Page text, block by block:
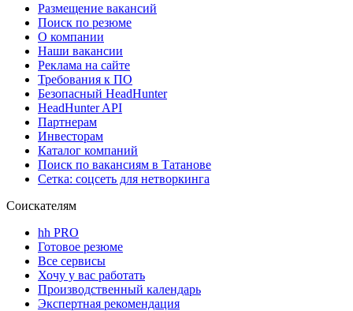
Размещение вакансий
Поиск по резюме
О компании
Наши вакансии
Реклама на сайте
Требования к ПО
Безопасный HeadHunter
HeadHunter API
Партнерам
Инвесторам
Каталог компаний
Поиск по вакансиям в Татанове
Сетка: соцсеть для нетворкинга
Соискателям
hh PRO
Готовое резюме
Все сервисы
Хочу у вас работать
Производственный календарь
Экспертная рекомендация